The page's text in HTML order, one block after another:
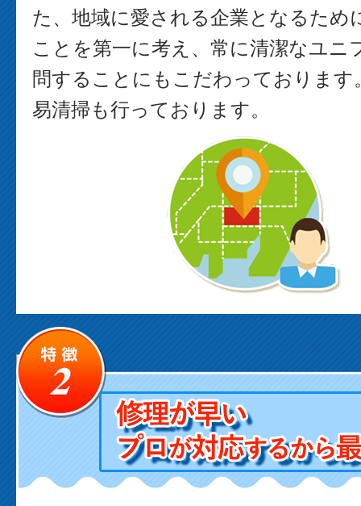
た、地域に愛される企業となるため
ことを第一に考え、常に清潔なユニ
問することにもこだわっております
易清掃も行っております。